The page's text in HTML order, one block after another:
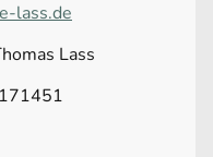
lass.de
Lass